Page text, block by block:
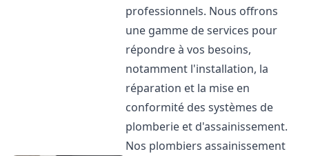
professionnels. Nous offrons
une gamme de services pour
répondre à vos besoins,
notamment l'installation, la
réparation et la mise en
conformité des systèmes de
plomberie et d'assainissement.
Nos plombiers assainissement